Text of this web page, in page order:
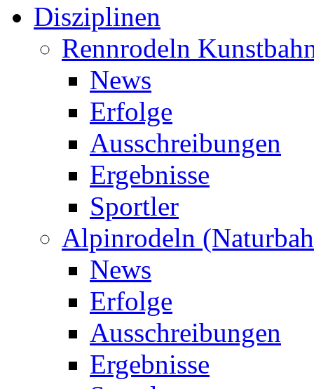
Disziplinen
Rennrodeln
News
Erfolge
Ausschreibungen
Ergebnisse
Sportler
Alpinrodeln
News
Erfolge
Ausschreibungen
Ergebnisse